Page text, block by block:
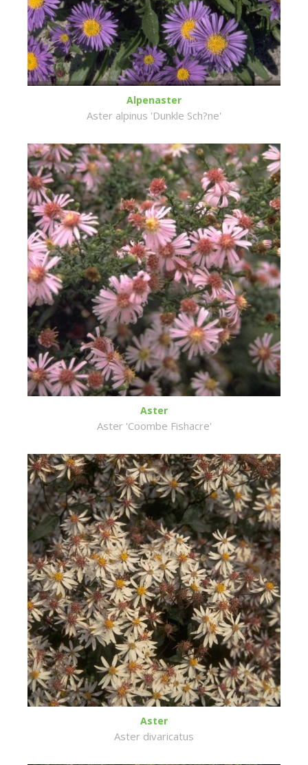
Alpenaster
Aster alpinus 'Dunkle Sch?ne'
Aster
Aster 'Coombe Fishacre'
Aster
Aster divaricatus